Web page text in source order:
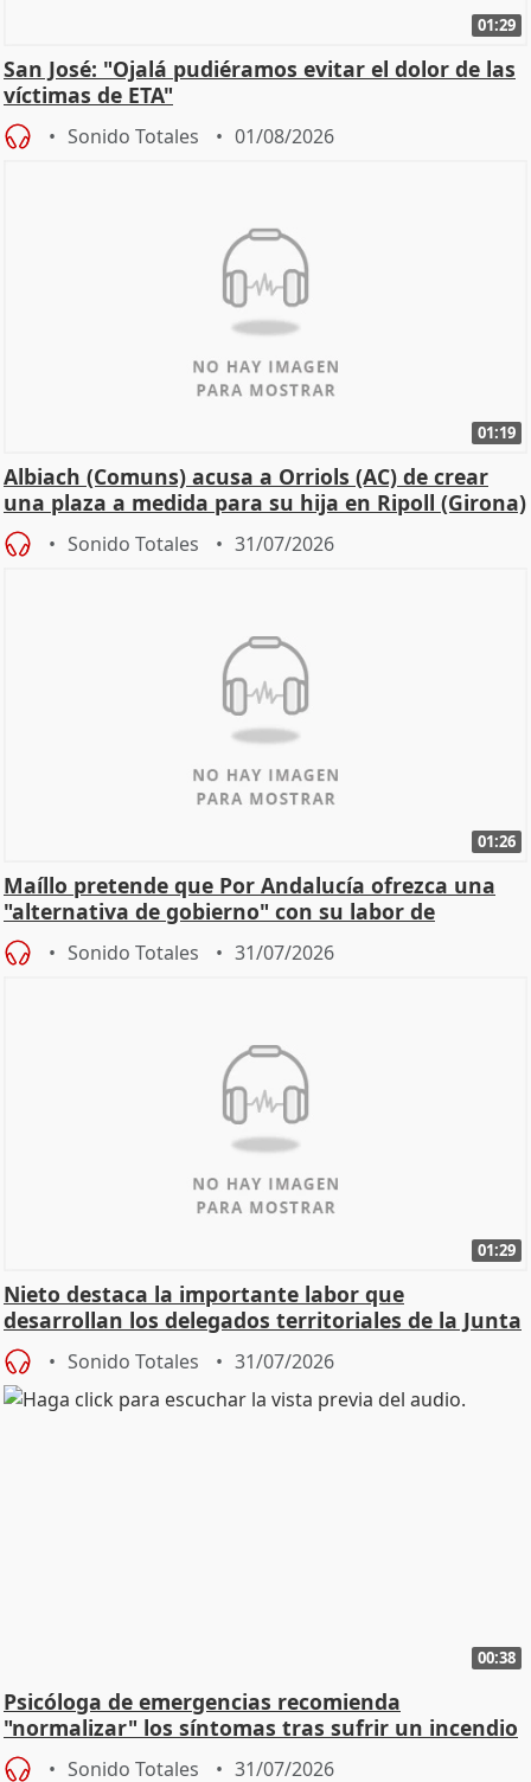
01:29
San José: "Ojalá pudiéramos evitar el dolor de las
víctimas de ETA"
Sonido Totales 01/08/2026
01:19
Albiach (Comuns) acusa a Orriols (AC) de crear
una plaza a medida para su hija en Ripoll (Girona)
Sonido Totales 31/07/2026
01:26
Maíllo pretende que Por Andalucía ofrezca una
"alternativa de gobierno" con su labor de
oposición
Sonido Totales 31/07/2026
01:29
Nieto destaca la importante labor que
desarrollan los delegados territoriales de la Junta
Sonido Totales 31/07/2026
00:38
Psicóloga de emergencias recomienda
"normalizar" los síntomas tras sufrir un incendio
Sonido Totales 31/07/2026